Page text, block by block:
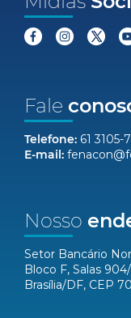
Fale
Telefone: 61 3105-
E-mail:
Nosso
Setor Bancário
Bloco F, Salas
Brasília/DF, CEP